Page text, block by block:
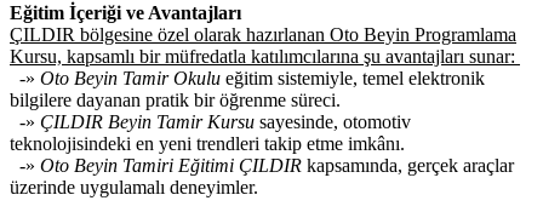
Eğitim İçeriği ve Avantajları
ÇILDIR bölgesine özel olarak hazırlanan Oto Beyin Programlama
Kursu, kapsamlı bir müfredatla katılımcılarına şu avantajları sunar:
-» Oto Beyin Tamir Okulu eğitim sistemiyle, temel elektronik
bilgilere dayanan pratik bir öğrenme süreci.
-» ÇILDIR Beyin Tamir Kursu sayesinde, otomotiv
teknolojisindeki en yeni trendleri takip etme imkânı.
-» Oto Beyin Tamiri Eğitimi ÇILDIR kapsamında, gerçek araçlar
üzerinde uygulamalı deneyimler.